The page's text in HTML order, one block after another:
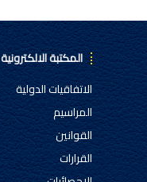
المكتبة الالكترونية
الاتفاقيات الدولية
المراسيم
القوانين
القرارات